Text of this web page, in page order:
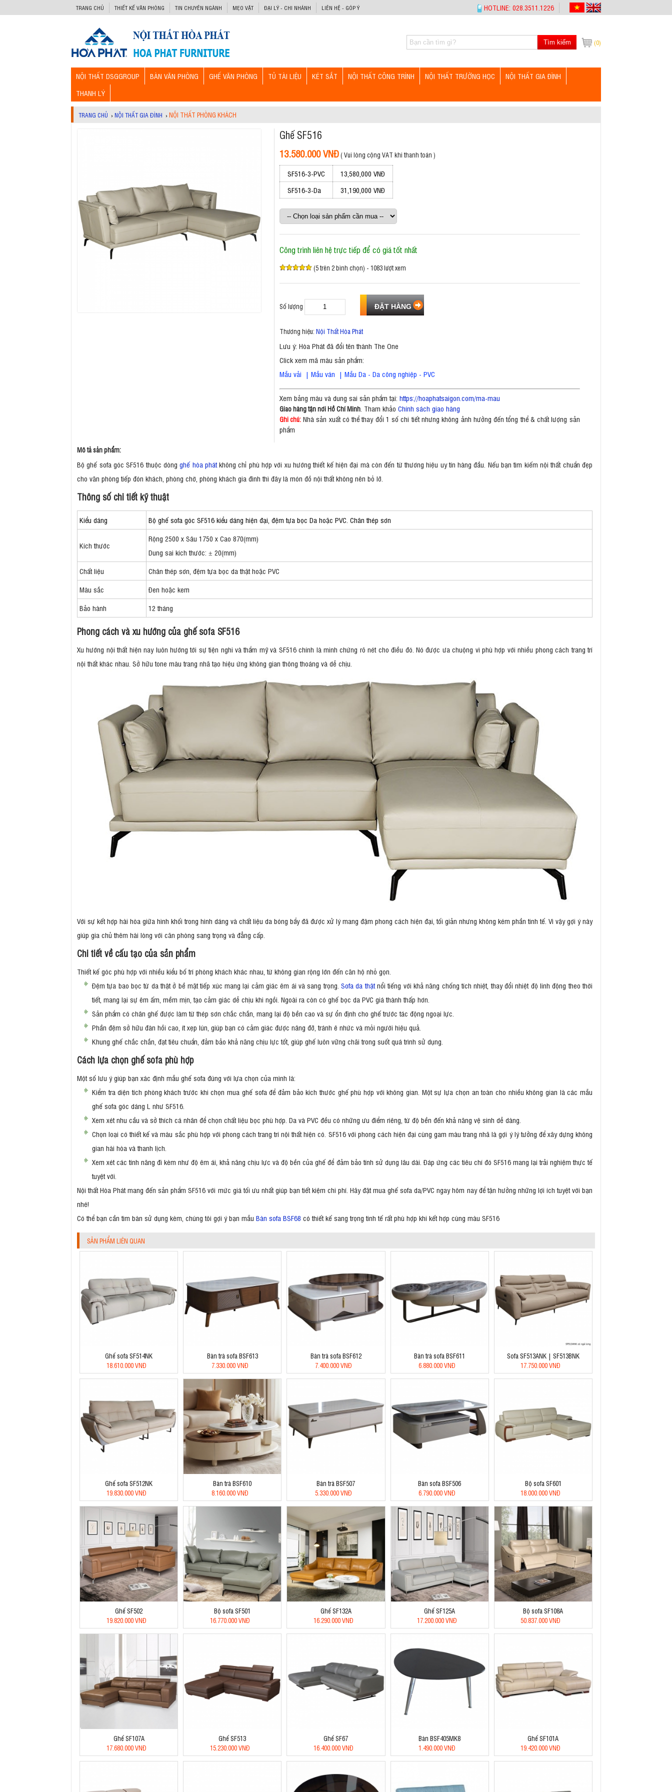
TRANG CHỦ THIẾT KẾ VĂN PHÒNG TIN CHUYÊN NGÀNH MẸO VẶT ĐẠI LÝ - CHI NHÁNH LIÊN HỆ - GÓP Ý HOTLINE: 028.3511.1226
(0)
Tìm kiếm
NỘI THẤT DSGGROUP BÀN VĂN PHÒNG GHẾ VĂN PHÒNG TỦ TÀI LIỆU KÉT SẮT NỘI THẤT CÔNG TRÌNH NỘI THẤT TRƯỜNG HỌC
NỘI THẤT GIA ĐÌNH
THANH LÝ
TRANG CHỦ › NỘI THẤT GIA ĐÌNH ›NỘI THẤT PHÒNG KHÁCH
Ghế SF516
13.580.000 VNĐ( Vui lòng cộng VAT khi thanh toán )
SF516-3-PVC
13,580,000 VNĐ
SF516-3-Da
31,190,000 VNĐ
Công trình liên hệ trực tiếp để có giá tốt nhất
(5 trên 2 bình chọn) - 1083 lượt xem
Số lượng
Thương hiệu: Nội Thất Hòa Phát
Lưu ý: Hòa Phát đã đổi tên thành The One
Click xem mã màu sản phẩm:
Mẫu vải | Mẫu ván | Mẫu Da - Da công nghiệp - PVC
Xem bảng màu và dung sai sản phẩm tại: https://hoaphatsaigon.com/ma-mau
Giao hàng tận nơi Hồ Chí Minh. Tham khảo Chính sách giao hàng
Ghi chú:Nhà sản xuất có thể thay đổi 1 số chi tiết nhưng không ảnh hưởng đến tổng thể & chất lượng sản
phẩm
Mô tả sản phẩm:
Bộ ghế sofa góc SF516 thuộc dòngghế hòa phátkhông chỉ phù hợp với xu hướng thiết kế hiện đại mà còn đến từ thương hiệu uy tín hàng đầu. Nếu bạn tìm kiếm nội thất chuẩn đẹp
cho văn phòng tiếp đón khách, phòng chờ, phòng khách gia đình thì đây là món đồ nội thất không nên bỏ lỡ.
Thông số chi tiết kỹ thuật
Kiểu dáng Bộ ghế sofa góc SF516 kiểu dáng hiện đại, đệm tựa bọc Da hoặc PVC. Chân thép sơn
Kích thước
Rộng 2500 x Sâu 1750 x Cao 870(mm)
Dung sai kích thước: ± 20(mm)
Chất liệu
Chân thép sơn, đệm tựa bọc da thật hoặc PVC
Màu sắc
Đen hoặc kem
Bảo hành
12 tháng
Phong cách và xu hướng của ghế sofa SF516
Xu hướng nội thất hiện nay luôn hướng tới sự tiện nghi và thẩm mỹ và SF516 chính là minh chứng rõ nét cho điều đó. Nó được ưa chuộng vì phù hợp với nhiều phong cách trang trí
nội thất khác nhau. Sở hữu tone màu trang nhã tạo hiệu ứng không gian thông thoáng và dễ chịu.
Với sự kết hợp hài hòa giữa hình khối trong hình dáng và chất liệu da bóng bẩy đã được xử lý mang đậm phong cách hiện đại, tối giản nhưng không kém phần tinh tế. Vì vậy gợi ý này
giúp gia chủ thêm hài lòng với căn phòng sang trọng và đẳng cấp.
Chi tiết về cấu tạo của sản phẩm
Thiết kế góc phù hợp với nhiều kiểu bố trí phòng khách khác nhau, từ không gian rộng lớn đến căn hộ nhỏ gọn.
Đệm tựa bao bọc từ da thật ở bề mặt tiếp xúc mang lại cảm giác êm ái và sang trọng. Sofa da thậtnổi tiếng với khả năng chống tích nhiệt, thay đổi nhiệt độ linh động theo thời
tiết, mang lại sự êm ấm, mềm mịn, tạo cảm giác dễ chịu khi ngồi. Ngoài ra còn có ghế bọc da PVC giá thành thấp hơn.
Sản phẩm có chân ghế được làm từ thép sơn chắc chắn, mang lại độ bền cao và sự ổn định cho ghế trước tác động ngoại lực.
Phần đệm sở hữu đàn hồi cao, ít xẹp lún, giúp bạn có cảm giác được nâng đỡ, tránh ê nhức và mỏi người hiệu quả.
Khung ghế chắc chắn, đạt tiêu chuẩn, đảm bảo khả năng chịu lực tốt, giúp ghế luôn vững chãi trong suốt quá trình sử dụng.
Cách lựa chọn ghế sofa phù hợp
Một số lưu ý giúp bạn xác định mẫu ghế sofa đúng với lựa chọn của mình là:
Kiểm tra diện tích phòng khách trước khi chọn mua ghế sofa để đảm bảo kích thước ghế phù hợp với không gian. Một sự lựa chọn an toàn cho nhiều không gian là các mẫu
ghế sofa góc dáng L như SF516.
Xem xét nhu cầu và sở thích cá nhân để chọn chất liệu bọc phù hợp. Da và PVC đều có những ưu điểm riêng, từ độ bền đến khả năng vệ sinh dễ dàng.
Chọn loại có thiết kế và màu sắc phù hợp với phong cách trang trí nội thất hiện có. SF516 với phong cách hiện đại cùng gam màu trang nhã là gợi ý lý tưởng để xây dựng không
gian hài hòa và thanh lịch.
Xem xét các tính năng đi kèm như độ êm ái, khả năng chịu lực và độ bền của ghế để đảm bảo tính sử dụng lâu dài. Đáp ứng các tiêu chí đó SF516 mang lại trải nghiệm thực tế
tuyệt vời.
Nội thất Hòa Phát mang đến sản phẩm SF516 với mức giá tối ưu nhất giúp bạn tiết kiệm chi phí. Hãy đặt mua ghế sofa da/PVC ngay hôm nay để tận hưởng những lợi ích tuyệt vời bạn
nhé!
Có thể bạn cần tìm bàn sử dụng kèm, chúng tôi gợi ý bạn mẫu Bàn sofa BSF68 có thiết kế sang trọng tinh tế rất phù hợp khi kết hợp cùng màu SF516
SẢN PHẨM LIÊN QUAN
Ghế sofa SF514NK
18.610.000 VNĐ
Bàn trà sofa BSF613
7.330.000 VNĐ
Bàn trà sofa BSF612
7.400.000 VNĐ
Bàn trà sofa BSF611
6.880.000 VNĐ
Sofa SF513ANK | SF513BNK
17.750.000 VNĐ
Ghế sofa SF512NK
19.830.000 VNĐ
Bàn trà BSF610
8.160.000 VNĐ
Bàn trà BSF507
5.330.000 VNĐ
Bàn sofa BSF506
6.790.000 VNĐ
Bộ sofa SF601
18.000.000 VNĐ
Ghế SF502
19.820.000 VNĐ
Bộ sofa SF501
16.770.000 VNĐ
Ghế SF132A
16.290.000 VNĐ
Ghế SF125A
17.200.000 VNĐ
Bộ sofa SF108A
50.837.000 VNĐ
Ghế SF107A
17.680.000 VNĐ
Ghế SF513
15.230.000 VNĐ
Ghế SF67
16.400.000 VNĐ
Bàn BSF405MK8
1.490.000 VNĐ
Ghế SF101A
19.420.000 VNĐ